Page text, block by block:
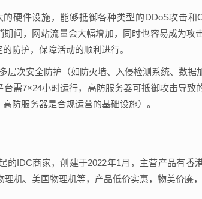
硬件设施，能够抵御各种类型的DDoS攻击和
间，网站流量会大幅增加，同时也容易成为攻
防护，保障活动的顺利进行。
层次安全防护（如防火墙、入侵检测系统、数据
需7×24小时运行，高防服务器可抵御攻击导致
防服务器是合规运营的基础设施）。
的IDC商家，创建于2022年1月，主营产品有香
机、美国物理机等，产品低价实惠，物美价廉，